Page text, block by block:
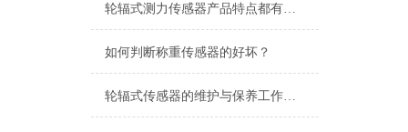
轮辐式测力传感器产品特点都有哪些？
如何判断称重传感器的好坏？
轮辐式传感器的维护与保养工作涉及多个方面